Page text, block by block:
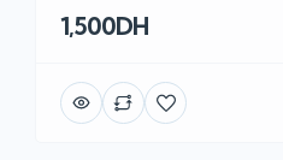
1,500DH